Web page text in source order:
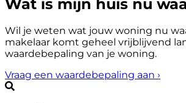
Wat is mijn huis nu
Wil je weten wat jouw woning nu
makelaar komt geheel vrijblijvend
waardebepaling van je woning.
Vraag een waardebepaling aan ›